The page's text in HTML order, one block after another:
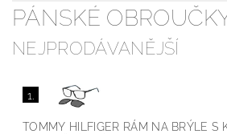
PÁNSKÉ
NEJPRODÁVANĚJŠÍ
1.
TOMMY HILFIGER RÁM NA BRÝLE S